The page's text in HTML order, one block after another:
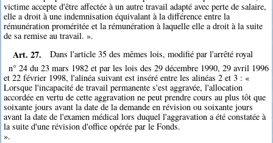
victime accepte d'être affectée à un autre travail adapté avec perte de salaire,
elle a droit à une indemnisation équivalant à la différence entre la
rémunération proméritée et la rémunération à laquelle elle a droit à la suite
de sa remise au travail. ».
Art. 27.
Dans l'article 35 des mêmes lois, modifié par l'arrêté royal
n° 24 du 23 mars 1982 et par les lois des 29 décembre 1990, 29 avril 1996
et 22 février 1998, l'alinéa suivant est inséré entre les alinéas 2 et 3 : «
Lorsque l'incapacité de travail permanente s'est aggravée, l'allocation
accordée en vertu de cette aggravation ne peut prendre cours au plus tôt que
soixante jours avant la date de la demande en révision ou soixante jours
avant la date de l'examen médical lors duquel l'aggravation a été constatée à
la suite d'une révision d'office opérée par le Fonds.
».